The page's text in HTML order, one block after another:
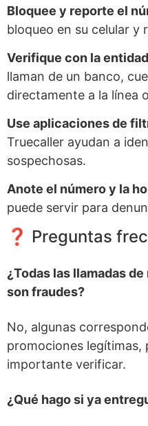
Bloquee y reporte el
bloqueo en su celular y
Verifique con la
llaman de un banco,
directamente a la línea
Use aplicaciones de
Truecaller ayudan a
sospechosas.
Anote el número y la
puede servir para
❓ Preguntas
¿Todas las llamadas
son fraudes?
No, algunas
promociones legítimas,
importante verificar.
¿Qué hago si ya